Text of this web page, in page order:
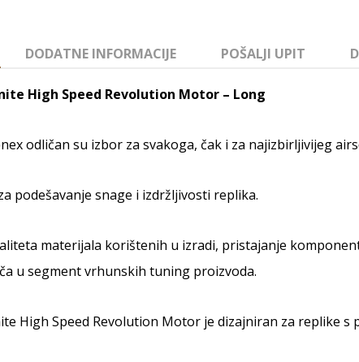
DODATNE INFORMACIJE POŠALJI UPIT
High Speed Revolution Motor – Long
odličan su izbor za svakoga, čak i za najizbirljivijeg
podešavanje snage i izdržljivosti replika.
materijala korištenih u izradi, pristajanje
u segment vrhunskih tuning proizvoda.
High Speed Revolution Motor je dizajniran za replike s